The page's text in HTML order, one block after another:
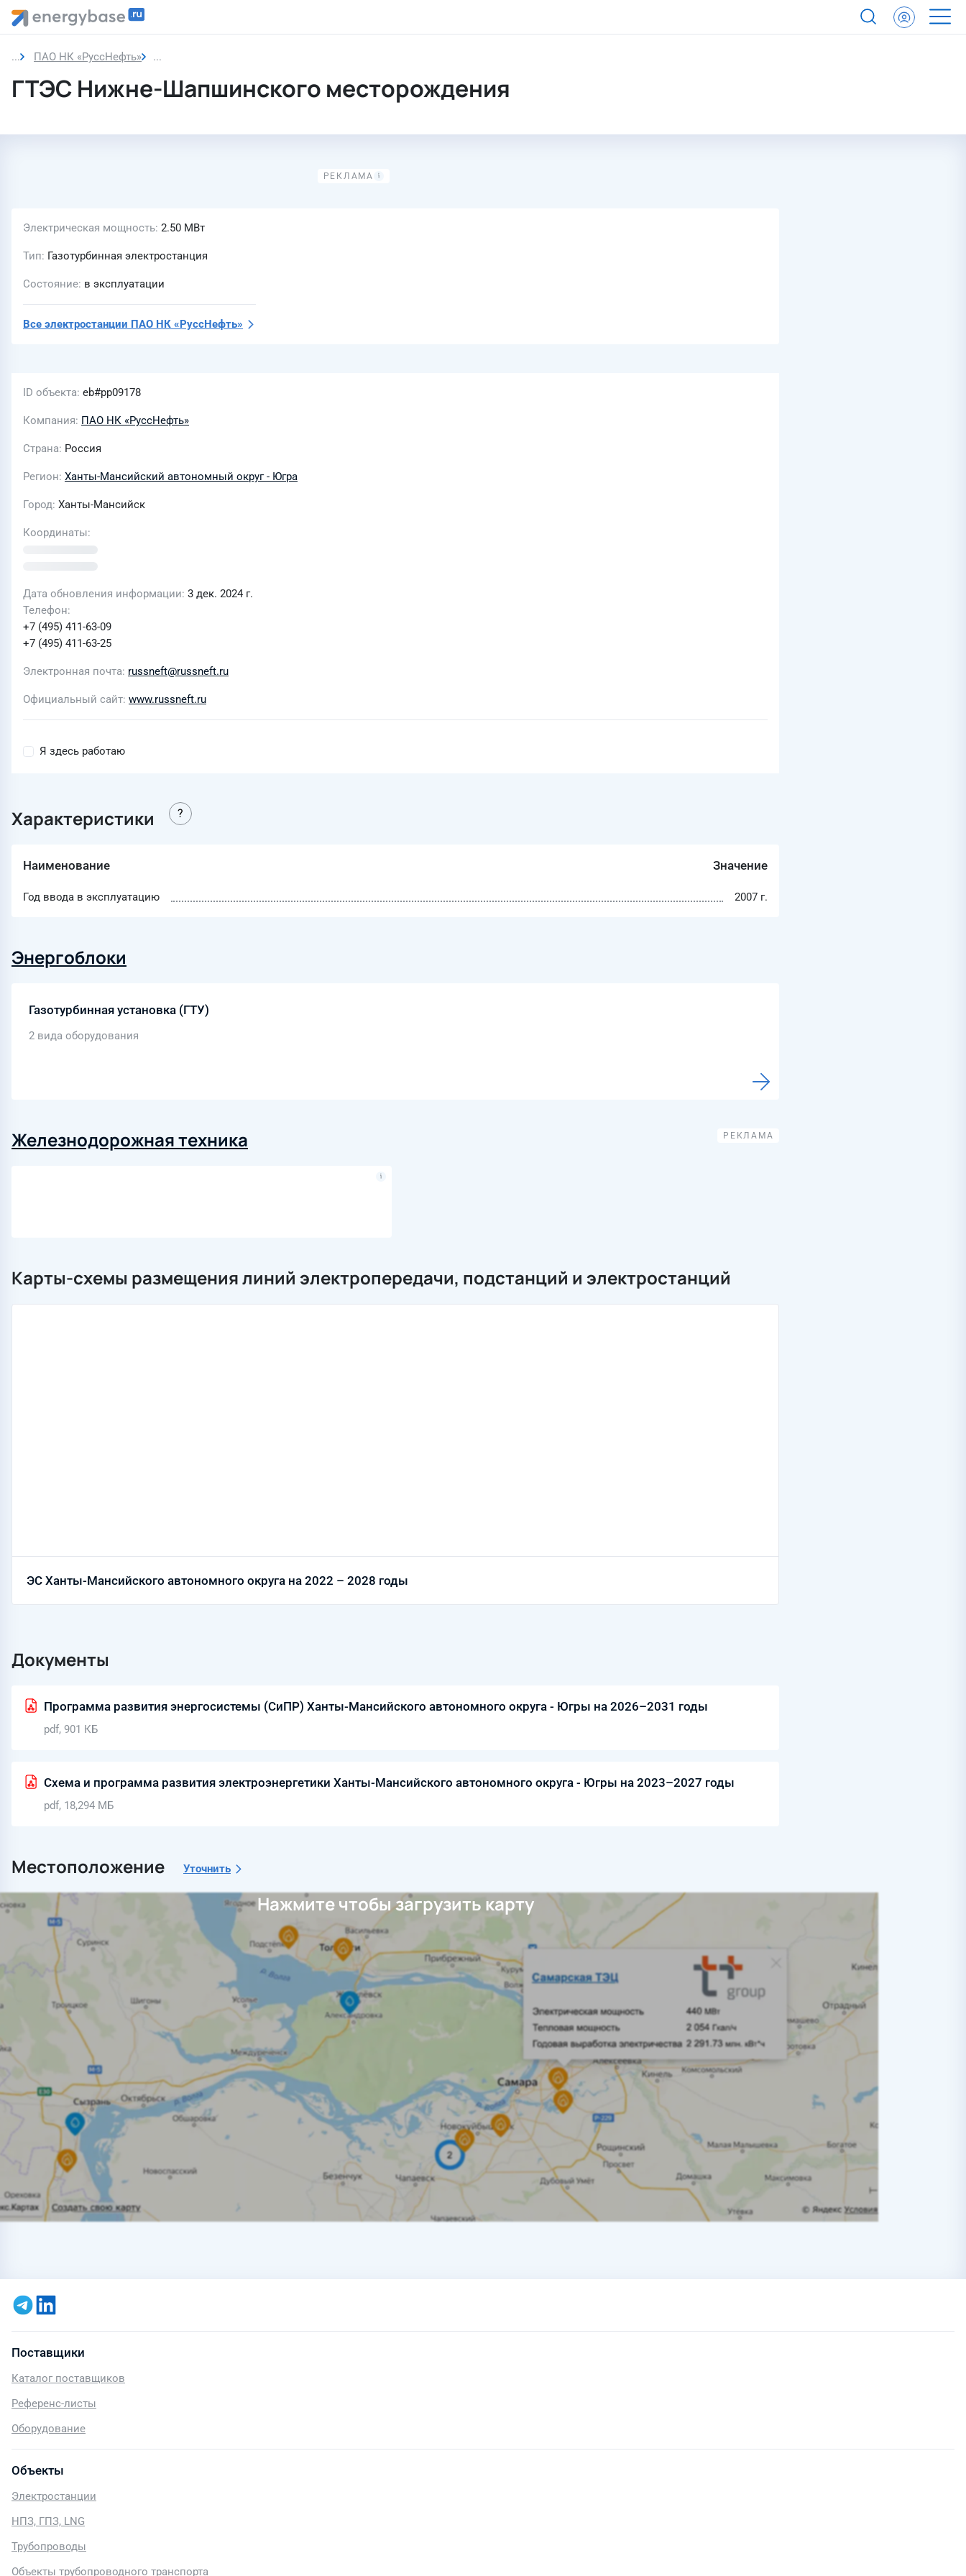
ПАО НК «РуссНефть» ГТЭС Нижне-Шапшинского месторождения
ГТЭС Нижне-Шапшинского месторождения
Электрическая мощность 2.50 МВт
Тип Газотурбинная электростанция
Состояние в эксплуатации
Все электростанции ПАО НК «РуссНефть»
ID объекта eb#pp09178
Компания ПАО НК «РуссНефть»
Страна Россия
Регион Ханты-Мансийский автономный округ - Югра
Город Ханты-Мансийск
Координаты
Дата обновления информации 3 дек. 2024 г.
Телефон
+7 (495) 411-63-09
+7 (495) 411-63-25
Электронная почта russneft@russneft.ru
Официальный сайт www.russneft.ru
Я здесь работаю
Характеристики
Наименование Значение
Год ввода в эксплуатацию 2007 г.
Энергоблоки
Газотурбинная установка (ГТУ)
2 вида оборудования
Железнодорожная техника
Карты-схемы размещения линий электропередачи, подстанций и электростанций
ЭС Ханты-Мансийского автономного округа на 2022 – 2028 годы
Документы
Программа развития энергосистемы (СиПР) Ханты-Мансийского автономного округа - Югры на 2026–2031 годы
pdf, 901 КБ
Схема и программа развития электроэнергетики Ханты-Мансийского автономного округа - Югры на 2023–2027 годы
pdf, 18,294 МБ
Местоположение Уточнить
Нажмите чтобы загрузить карту
Поставщики
Каталог поставщиков
Референс-листы
Оборудование
Объекты
Электростанции
НПЗ, ГПЗ, LNG
Трубопроводы
Объекты трубопроводного транспорта